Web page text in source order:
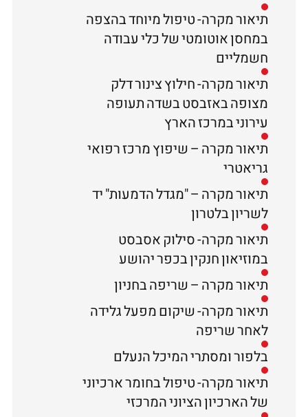
תיאור מקרה- טיפול מיוחד בהצפה
במחסן אוטומטי של כלי עבודה
חשמליים
תיאור מקרה- חילוץ צינור דלק
מצופה באזבסט בשדה תעופה
עירוני במרכז הארץ
תיאור מקרה – שיפוץ מרכז רפואי
גריאטרי
תיאור מקרה – "מגדל הדמעות" יד
לשריון בלטרון
תיאור מקרה- סילוק אסבסט
במוזיאון חנקין בכפר יהושע
תיאור מקרה – שריפה בחניון
תיאור מקרה- שיקום מפעל גלידה
לאחר שריפה
בלפור ומסתרי המיכל הנעלם
תיאור מקרה- טיפול בחומר ארכיוני
של הארכיון הציוני המרכזי